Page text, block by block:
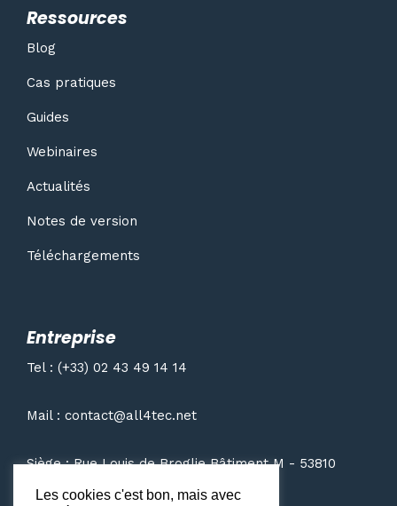
Ressources
Blog
Cas pratiques
Guides
Webinaires
Actualités
Notes de version
Téléchargements
Entreprise
Tel : (+33) 02 43 49 14 14
Mail : contact@all4tec.net
Siège : Rue Louis de Broglie Bâtiment M - 53810
Changé
Les cookies c'est bon, mais avec